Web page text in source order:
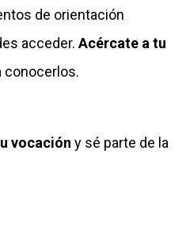
de orientación
acceder. Acércate a tu
conocerlos.
vocación y sé parte de la